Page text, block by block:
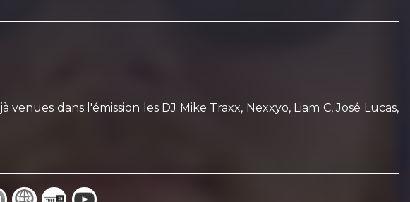
dans l'émission les DJ Mike Traxx, Nexxyo, Liam C, José Lucas,